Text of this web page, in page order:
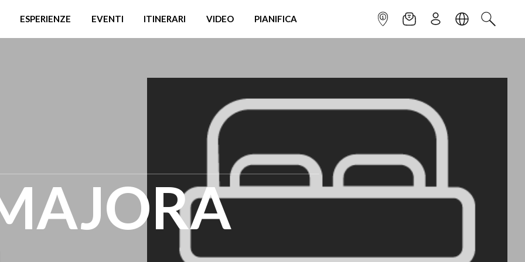
ESPERIENZE EVENTI ITINERARI VIDEO PIANIFICA INFOPOINTNEWSLETTER
ISCRIVITILINGUACERCA